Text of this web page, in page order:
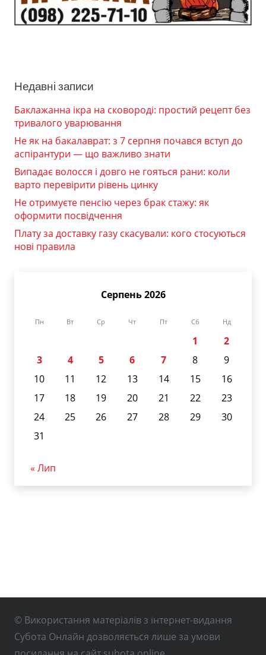
Недавні записи
Баклажанна ікра на сковороді: простий рецепт без
тривалого уварювання
Не як на бакалаврат: з 7 серпня почався вступ до
аспірантури — що важливо знати
Випадає волосся і довго не гояться рани: коли
варто перевірити рівень цинку
Не отримуєте пенсію через брак стажу: як
оформити посвідчення
Плату за доставку газу скасували: кого стосуються
нові правила
Серпень 2026
Пн Вт Ср Чт Пт Сб Нд
1
2
3
4 5 6 7 8
9
10
11 12 13 14 15
16
17
18 19 20 21 22
23
24
25 26 27 28 29
30
31
« Лип
© Використання матеріалів з інтернет-видання
Субота Онлайн дозволяється лише за умови